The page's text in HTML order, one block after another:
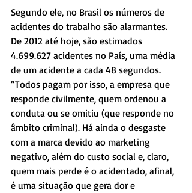
Segundo ele, no Brasil os números de
acidentes do trabalho são alarmantes.
De 2012 até hoje, são estimados
4.699.627 acidentes no País, uma média
de um acidente a cada 48 segundos.
“Todos pagam por isso, a empresa que
responde civilmente, quem ordenou a
conduta ou se omitiu (que responde no
âmbito criminal). Há ainda o desgaste
com a marca devido ao marketing
negativo, além do custo social e, claro,
quem mais perde é o acidentado, afinal,
é uma situação que gera dor e